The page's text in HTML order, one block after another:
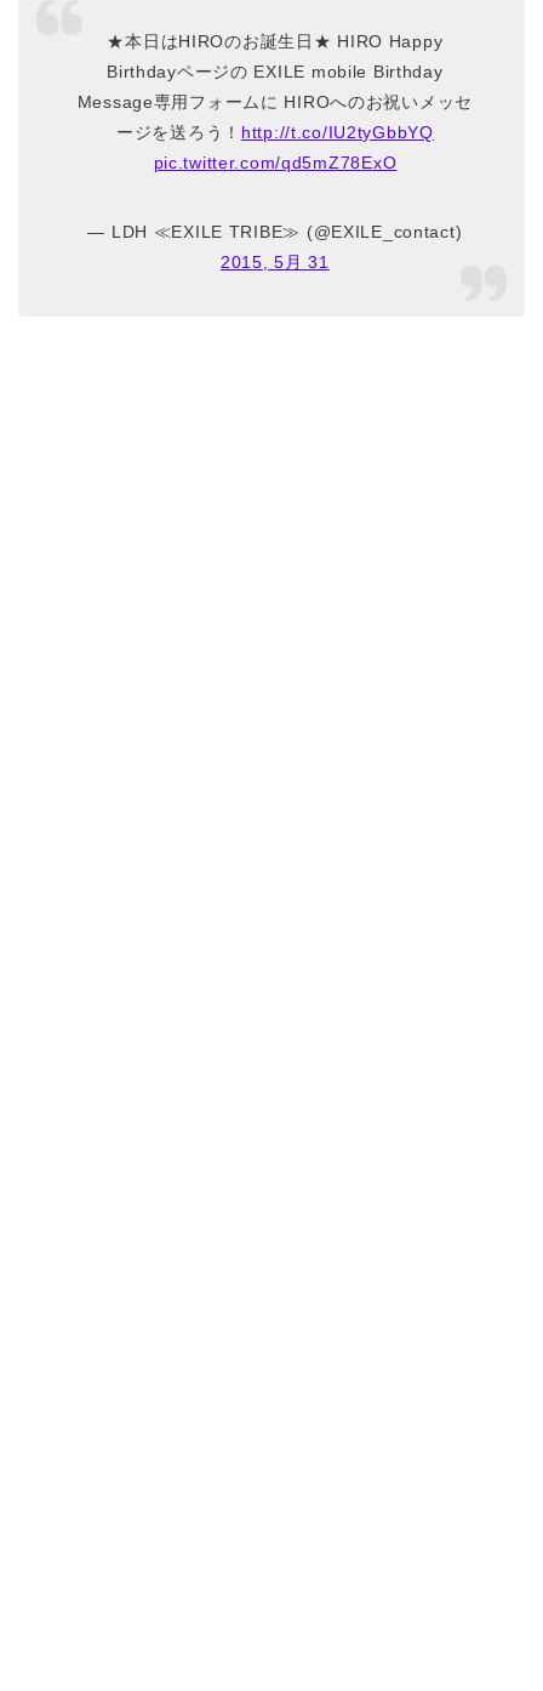
★本日はHIROのお誕生日★ HIRO Happy
Birthdayページの EXILE mobile Birthday
Message専用フォームに HIROへのお祝いメッセ
ージを送ろう！ http://t.co/IU2tyGbbYQ
pic.twitter.com/qd5mZ78ExO
— LDH ≪EXILE TRIBE≫ (@EXILE_contact)
2015, 5月 31